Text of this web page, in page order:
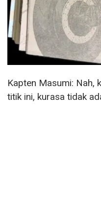
Kapten Masumi: Nah,
titik ini, kurasa tidak